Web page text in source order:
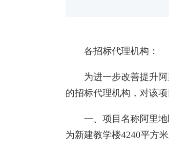
各招标代理机构：
为进一步改善提升
的招标代理机构，对该
一、项目名称阿里
为新建教学楼4240平方